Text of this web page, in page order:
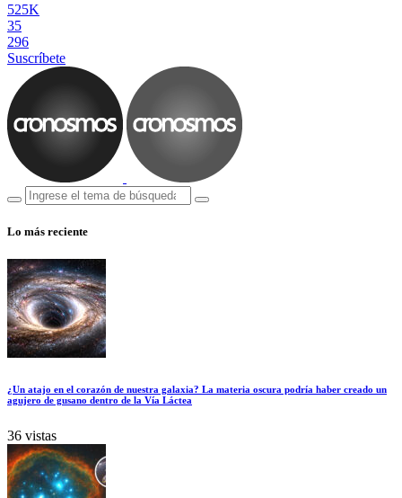
525K
35
296
Suscríbete
Lo más reciente
¿Un atajo en el corazón de nuestra galaxia? La materia oscura podría haber creado un
agujero de gusano dentro de la Vía Láctea
36 vistas